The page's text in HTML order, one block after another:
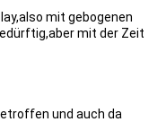
mit gebogenen
mit der Zeit
und auch da